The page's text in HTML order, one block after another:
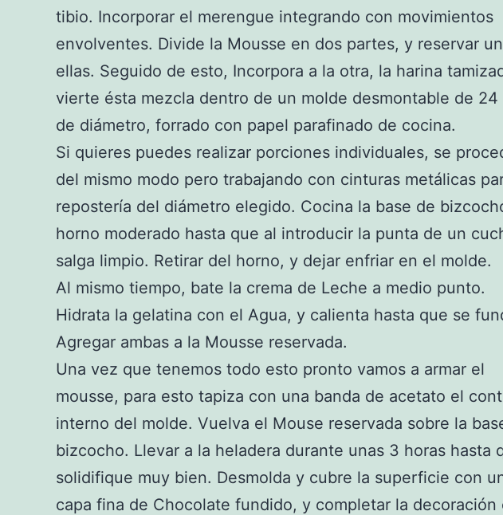
tibio. Incorporar el merengue integrando con movimientos
envolventes. Divide la Mousse en dos partes, y reservar
ellas. Seguido de esto, Incorpora a la otra, la harina
vierte ésta mezcla dentro de un molde desmontable de 24
de diámetro, forrado con papel parafinado de cocina.
Si quieres puedes realizar porciones individuales, se
del mismo modo pero trabajando con cinturas metálicas
repostería del diámetro elegido. Cocina la base de
horno moderado hasta que al introducir la punta de un
salga limpio. Retirar del horno, y dejar enfriar en el molde.
Al mismo tiempo, bate la crema de Leche a medio punto.
Hidrata la gelatina con el Agua, y calienta hasta que se
Agregar ambas a la Mousse reservada.
Una vez que tenemos todo esto pronto vamos a armar el
mousse, para esto tapiza con una banda de acetato el
interno del molde. Vuelva el Mouse reservada sobre la
bizcocho. Llevar a la heladera durante unas 3 horas hasta
solidifique muy bien. Desmolda y cubre la superficie con
capa fina de Chocolate fundido, y completar la decoración